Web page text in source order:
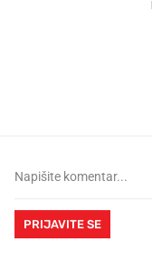
PRIJAVITE SE